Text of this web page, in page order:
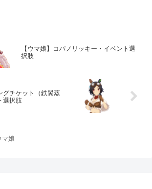
【ウマ娘】コパノリッキー・イベント選
択肢
グチケット（鉄翼蒸
選択肢
マ娘